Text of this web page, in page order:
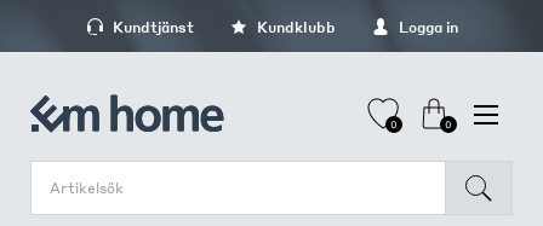
Kundtjänst Kundklubb Logga in
0 0